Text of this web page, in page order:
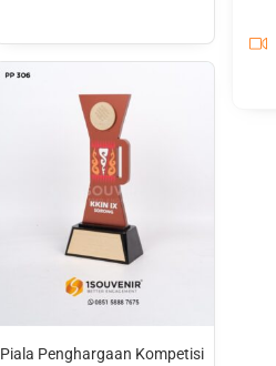
Piala Penghargaan Kompetisi